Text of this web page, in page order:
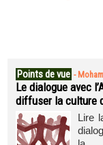
Points de vue -
Le dialogue avec
diffuser la culture
Lire